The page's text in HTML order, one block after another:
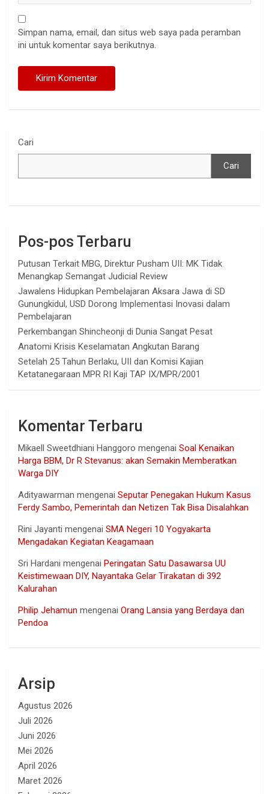
Simpan nama, email, dan situs web saya pada peramban
ini untuk komentar saya berikutnya.
Cari
Cari
Pos-pos Terbaru
Putusan Terkait MBG, Direktur Pusham UII: MK Tidak
Menangkap Semangat Judicial Review
Jawalens Hidupkan Pembelajaran Aksara Jawa di SD
Gunungkidul, USD Dorong Implementasi Inovasi dalam
Pembelajaran
Perkembangan Shincheonji di Dunia Sangat Pesat
Anatomi Krisis Keselamatan Angkutan Barang
Setelah 25 Tahun Berlaku, UII dan Komisi Kajian
Ketatanegaraan MPR RI Kaji TAP IX/MPR/2001
Komentar Terbaru
Mikaell Sweetdhiani Hanggoro mengenai Soal Kenaikan
Harga BBM, Dr R Stevanus: akan Semakin Memberatkan
Warga DIY
Adityawarman mengenai Seputar Penegakan Hukum Kasus
Ferdy Sambo, Pemerintah dan Netizen Tak Bisa Disalahkan
Rini Jayanti mengenai SMA Negeri 10 Yogyakarta
Mengadakan Kegiatan Keagamaan
Sri Hardani mengenai Peringatan Satu Dasawarsa UU
Keistimewaan DIY, Nayantaka Gelar Tirakatan di 392
Kalurahan
Philip Jehamun mengenai Orang Lansia yang Berdaya dan
Pendoa
Arsip
Agustus 2026
Juli 2026
Juni 2026
Mei 2026
April 2026
Maret 2026